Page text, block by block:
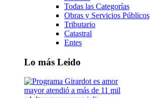
Todas las Categorías
Obras y Servicios Públicos
Tributario
Catastral
Entes
Lo más Leido